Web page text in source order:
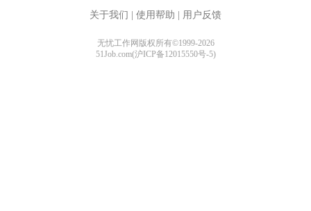
关于我们 使用帮助 用户反馈
无忧工作网版权所有©1999-2026
51Job.com(沪ICP备12015550号-5)